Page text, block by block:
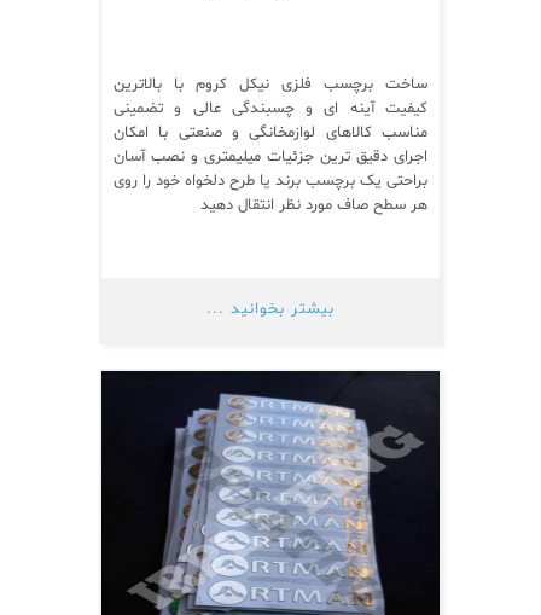
ساخت برچسب فلزی نیکل کروم با بالاترین
کیفیت آینه ای و چسبندگی عالی و تضمینی
مناسب کالاهای لوازمخانگی و صنعتی با امکان
اجرای دقیق ترین جزئیات میلیمتری و نصب آسان
براحتی یک برچسب برند یا طرح دلخواه خود را روی
هر سطح صاف مورد نظر انتقال دهید
بیشتر بخوانید ...